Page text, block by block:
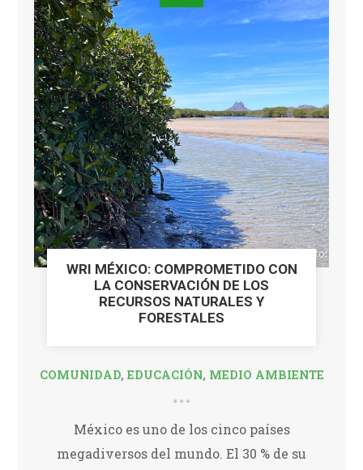
WRI MÉXICO: COMPROMETIDO CON
LA CONSERVACIÓN DE LOS
RECURSOS NATURALES Y
FORESTALES
COMUNIDAD, EDUCACIÓN, MEDIO AMBIENTE
México es uno de los cinco países
megadiversos del mundo. El 30 % de su